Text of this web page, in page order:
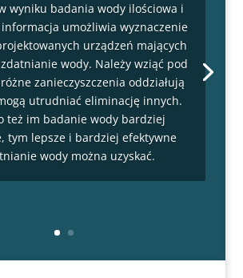
wyniku badania wody ilościowa i
umożliwia wyznaczenie
urządzeń mających
wody. Należy wziąć pod
zanieczyszczenia oddziałują
utrudniać eliminację innych.
też im badanie wody bardziej
tym lepsze i bardziej efektywne
wody można uzyskać.